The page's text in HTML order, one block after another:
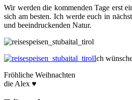
Wir werden die kommenden Tage erst
sich am besten. Ich werde euch in
und beeindruckenden Natur.
Ich
Fröhliche Weihnachten
die Alex ♥